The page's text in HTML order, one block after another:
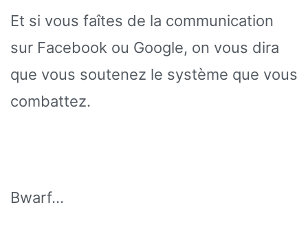
Et si vous faîtes de la communication
sur Facebook ou Google, on vous dira
que vous soutenez le système que vous
combattez.
Bwarf…